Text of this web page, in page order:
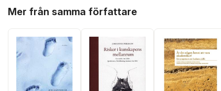
Mer från samma författare